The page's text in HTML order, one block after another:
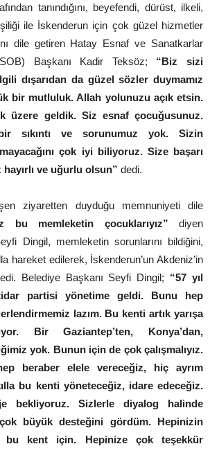
tanındığını, beyefendi, dürüst, ilkeli,
ile İskenderun için çok güzel hizmetler
dile getiren Hatay Esnaf ve Sanatkarlar
Başkanı Kadir Teksöz; “Biz sizi
dışarıdan da güzel sözler duymamız
bir mutluluk. Allah yolunuzu açık etsin.
üzere geldik. Siz esnaf çocuğusunuz.
sıkıntı ve sorunumuz yok. Sizin
çok iyi biliyoruz. Size başarı
ve uğurlu olsun” dedi.
ziyaretten duyduğu memnuniyeti dile
bu memleketin çocuklarıyız” diyen
Dingil, memleketin sorunlarını bildiğini,
hareket edilerek, İskenderun’un Akdeniz’in
Belediye Başkanı Seyfi Dingil; “57 yıl
partisi yönetime geldi. Bunu hep
lazım. Bu kenti artık yarışa
Bir Gaziantep’ten, Konya’dan,
yok. Bunun için de çok çalışmalıyız.
beraber elele vereceğiz, hiç ayrım
bu kenti yöneteceğiz, idare edeceğiz.
bekliyoruz. Sizlerle diyalog halinde
büyük desteğini gördüm. Hepinizin
bu kent için. Hepinize çok teşekkür